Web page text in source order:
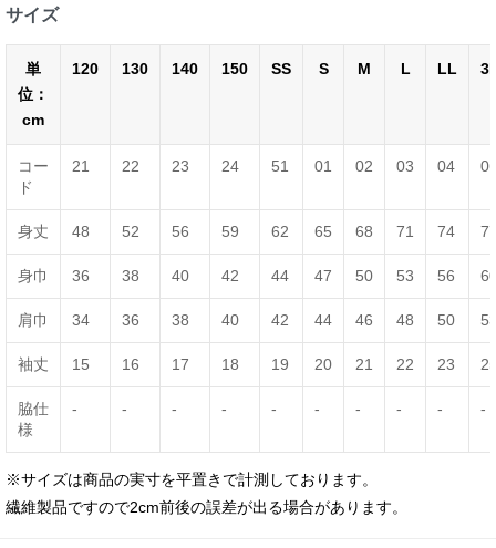
サイズ
単
位：
cm
120 130 140 150 SS S M L LL
コー
ド
21 22 23 24 51 01 02 03 04
身丈 48 52 56 59 62 65 68 71 74
身巾 36 38 40 42 44 47 50 53 56
肩巾 34 36 38 40 42 44 46 48 50
袖丈 15 16 17 18 19 20 21 22 23
脇仕
様
- - - - - - - - - -
※サイズは商品の実寸を平置きで計測しております。
繊維製品ですので2cm前後の誤差が出る場合があります。